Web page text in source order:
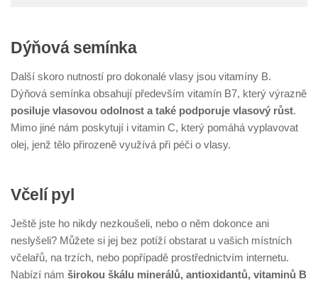
Dýňová semínka
Další skoro nutností pro dokonalé vlasy jsou vitamíny B.
Dýňová semínka obsahují především vitamín B7, který výrazně
posiluje vlasovou odolnost a také podporuje vlasový růst.
Mimo jiné nám poskytují i vitamin C, který pomáhá vyplavovat
olej, jenž tělo přirozeně využívá při péči o vlasy.
Včelí pyl
Ještě jste ho nikdy nezkoušeli, nebo o něm dokonce ani
neslyšeli? Můžete si jej bez potíží obstarat u vašich místních
včelařů, na trzích, nebo popřípadě prostřednictvím internetu.
Nabízí nám širokou škálu minerálů, antioxidantů, vitaminů B